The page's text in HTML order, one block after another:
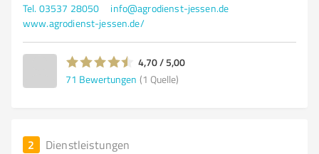
Tel. 03537 28050
info@agrodienst-jessen.de
www.agrodienst-jessen.de/
4,70 / 5,00
71 Bewertungen (1 Quelle)
2 Dienstleistungen